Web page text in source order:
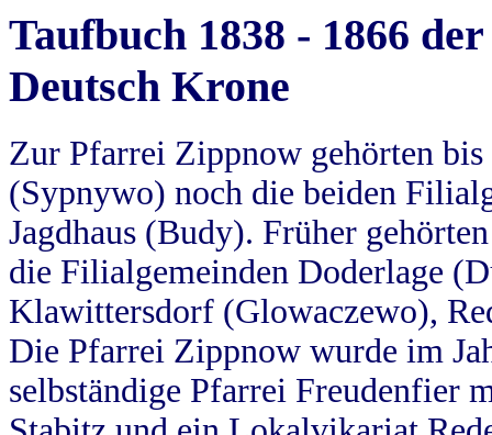
Taufbuch 1838 - 1866
Deutsch Krone
Zur Pfarrei Zippnow gehörten
(Sypnywo) noch die beiden
Jagdhaus (Budy). Früher
die Filialgemeinden Doderlage
Klawittersdorf (Glowaczewo),
Die Pfarrei Zippnow wurde im
selbständige Pfarrei Freudenfier